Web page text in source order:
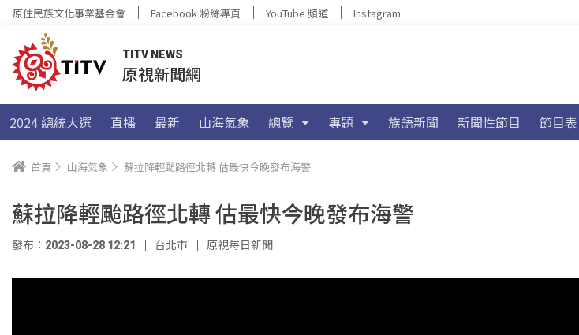
原住民族文化事業基金會 Facebook 粉絲專頁 YouTube 頻道 Instagram
TITV NEWS
原視新聞網
2024 總統大選 直播 最新 山海氣象 總覽 專題 族語新聞 新聞性節目 節目表
首頁 山海氣象 蘇拉降輕颱路徑北轉 估最快今晚發布海警
蘇拉降輕颱路徑北轉 估最快今晚發布海警
發布：2023-08-28 12:21 台北市 原視每日新聞